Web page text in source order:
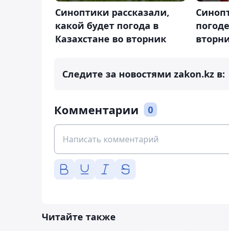
Синоптики рассказали,
какой будет погода в
Казахстане во вторник
Следите за новостями zakon.kz в:
Комментарии 0
Читайте также